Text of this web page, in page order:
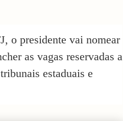
o presidente vai nomear
as vagas reservadas a
estaduais e